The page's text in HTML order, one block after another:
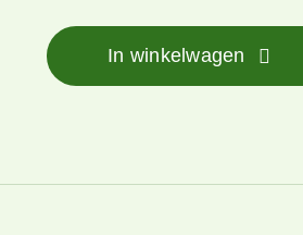
In winkelwagen